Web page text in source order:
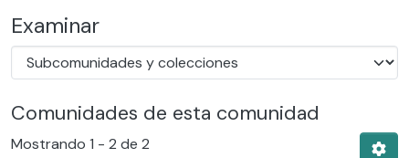
Examinar
Comunidades de esta comunidad
Mostrando 1 - 2 de 2